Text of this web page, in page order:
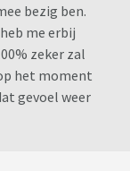
bezig ben.
me erbij
zeker zal
het moment
gevoel weer